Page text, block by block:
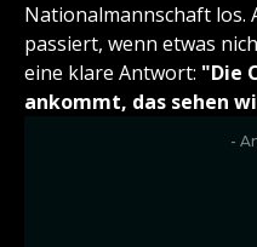
Nationalmannschaft los.
passiert, wenn etwas
eine klare Antwort: "Die
ankommt, das sehen
-